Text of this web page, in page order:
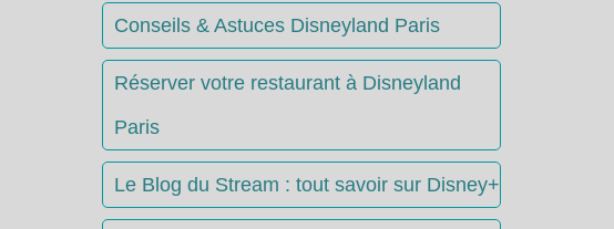
Conseils & Astuces Disneyland Paris
Réserver votre restaurant à Disneyland
Paris
Le Blog du Stream : tout savoir sur Disney+